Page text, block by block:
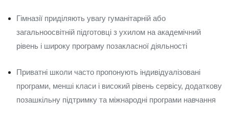
Гімназії приділяють увагу гуманітарній або
загальноосвітній підготовці з ухилом на академічний
рівень і широку програму позакласної діяльності
Приватні школи часто пропонують індивідуалізовані
програми, менші класи і високий рівень сервісу, додаткову
позашкільну підтримку та міжнародні програми навчання